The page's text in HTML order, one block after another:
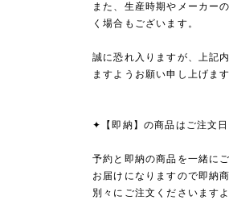
また、生産時期やメーカー
く場合もございます。
誠に恐れ入りますが、上記
ますようお願い申し上げます
✦【即納】の商品はご注文
予約と即納の商品を一緒に
お届けになりますので即納
別々にご注文くださいます